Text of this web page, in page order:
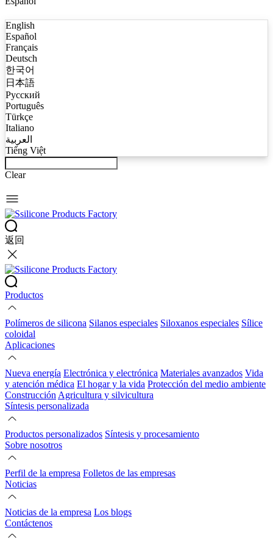
English
Español
Français
Deutsch
한국어
日本語
Русский
Português
Türkçe
Italiano
العربية
Tiếng Việt
Clear
返回
Productos
Polímeros de silicona Silanos especiales Siloxanos especiales Sílice
coloidal
Aplicaciones
Nueva energía Electrónica y electrónica Materiales avanzados Vida
y atención médica El hogar y la vida Protección del medio ambiente
Construcción Agricultura y silvicultura
Síntesis personalizada
Productos personalizados Síntesis y procesamiento
Sobre nosotros
Perfil de la empresa Folletos de las empresas
Noticias
Noticias de la empresa Los blogs
Contáctenos